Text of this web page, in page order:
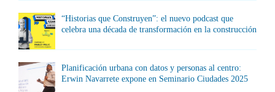
“Historias que Construyen”: el nuevo podcast que
celebra una década de transformación en la construcción
Planificación urbana con datos y personas al centro:
Erwin Navarrete expone en Seminario Ciudades 2025